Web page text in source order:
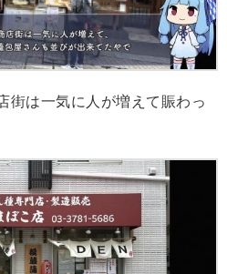
は一気に人が増えて賑わっ